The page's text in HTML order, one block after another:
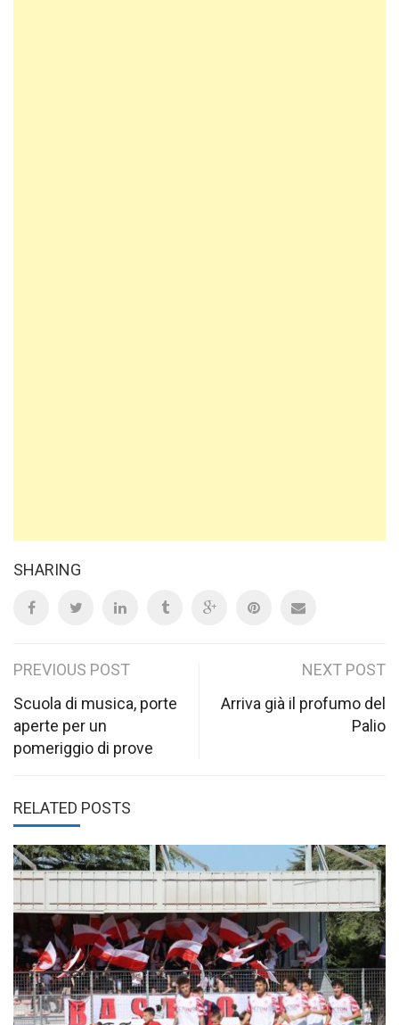
SHARING
Post
navigation
PREVIOUS POST
Scuola di musica, porte
aperte per un
pomeriggio di prove
NEXT POST
Arriva già il profumo del
Palio
RELATED POSTS